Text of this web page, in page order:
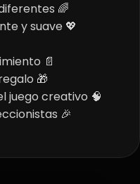
🌈
y suave 💖
📄
🎁
juego creativo 🧠
🎉